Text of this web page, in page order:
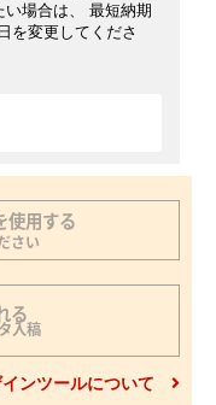
場合は、 最短納期
を変更してくださ
使用する
さい
る
入稿
ンツールについて